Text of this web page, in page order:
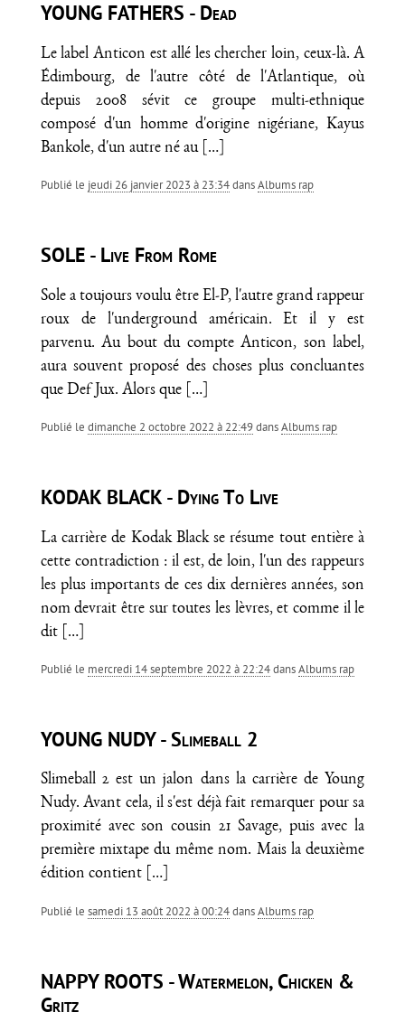
YOUNG FATHERS - Dead
Le label Anticon est allé les chercher loin, ceux-là. A
Édimbourg, de l'autre côté de l'Atlantique, où
depuis 2008 sévit ce groupe multi-ethnique
composé d'un homme d'origine nigériane, Kayus
Bankole, d'un autre né au
[…]
Publié le jeudi 26 janvier 2023 à 23:34dansAlbums rap
SOLE - Live From Rome
Sole a toujours voulu être El-P, l'autre grand rappeur
roux de l'underground américain. Et il y est
parvenu. Au bout du compte Anticon, son label,
aura souvent proposé des choses plus concluantes
que Def Jux. Alors que
[…]
Publié le dimanche 2 octobre 2022 à 22:49dansAlbums rap
KODAK BLACK - Dying To Live
La carrière de Kodak Black se résume tout entière à
cette contradiction : il est, de loin, l'un des rappeurs
les plus importants de ces dix dernières années, son
nom devrait être sur toutes les lèvres, et comme il le
dit
[…]
Publié le mercredi 14 septembre 2022 à 22:24dansAlbums rap
YOUNG NUDY - Slimeball 2
Slimeball 2 est un jalon dans la carrière de Young
Nudy. Avant cela, il s'est déjà fait remarquer pour sa
proximité avec son cousin 21 Savage, puis avec la
première mixtape du même nom. Mais la deuxième
édition contient
[…]
Publié le samedi 13 août 2022 à 00:24dansAlbums rap
NAPPY ROOTS - Watermelon, Chicken &
Gritz